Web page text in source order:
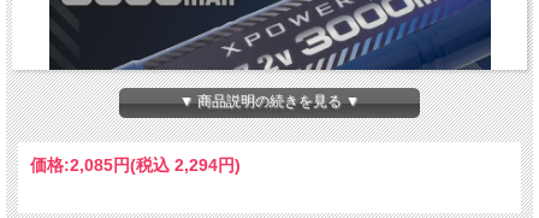
▼ 商品説明の続きを見る ▼
価格:2,085円(税込 2,294円)